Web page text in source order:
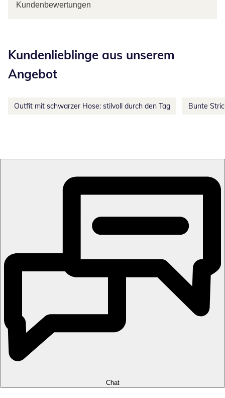
Kundenbewertungen
Kundenlieblinge aus unserem
Angebot
Outfit mit schwarzer Hose: stilvoll durch den Tag Bunte
Chat